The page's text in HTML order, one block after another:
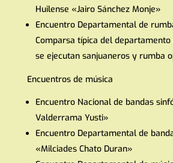
Huilense «Jairo Sánchez Monje»
Encuentro Departamental de
Comparsa típica del departamento
se ejecutan sanjuaneros y rumba
Encuentros de música
Encuentro Nacional de bandas
Valderrama Yusti»
Encuentro Departamental de
«Milciades Chato Duran»